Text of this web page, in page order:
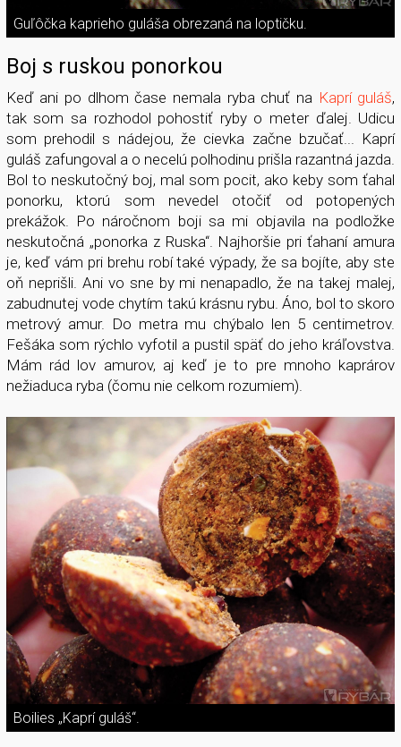
Guľôčka kaprieho guláša obrezaná na loptičku.
Boj s ruskou ponorkou
Keď ani po dlhom čase nemala ryba chuť na Kaprí guláš,
tak som sa rozhodol pohostiť ryby o meter ďalej. Udicu
som prehodil s nádejou, že cievka začne bzučať... Kaprí
guláš zafungoval a o necelú polhodinu prišla razantná jazda.
Bol to neskutočný boj, mal som pocit, ako keby som ťahal
ponorku, ktorú som nevedel otočiť od potopených
prekážok. Po náročnom boji sa mi objavila na podložke
neskutočná „ponorka z Ruska“. Najhoršie pri ťahaní amura
je, keď vám pri brehu robí také výpady, že sa bojíte, aby ste
oň neprišli. Ani vo sne by mi nenapadlo, že na takej malej,
zabudnutej vode chytím takú krásnu rybu. Áno, bol to skoro
metrový amur. Do metra mu chýbalo len 5 centimetrov.
Fešáka som rýchlo vyfotil a pustil späť do jeho kráľovstva.
Mám rád lov amurov, aj keď je to pre mnoho kaprárov
nežiaduca ryba (čomu nie celkom rozumiem).
Boilies „Kaprí guláš“.